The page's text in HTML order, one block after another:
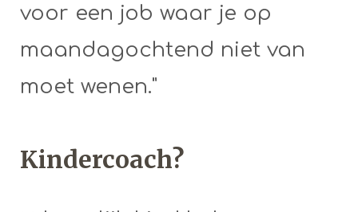
voor een job waar je op
maandagochtend niet van
moet wenen."
Kindercoach?